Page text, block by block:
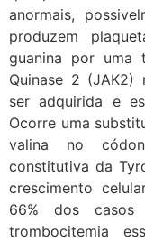
anormais,
produzem
guanina por uma
Quinase 2 (JAK2)
ser adquirida e
Ocorre uma
valina no
constitutiva da
crescimento
66% dos
trombocitemia